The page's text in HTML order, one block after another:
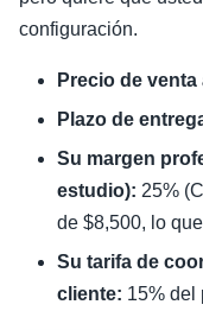
configuración.
Precio de
Plazo de
Su margen
estudio): 25%
de $8,500, lo
Su tarifa de
cliente: 15% del